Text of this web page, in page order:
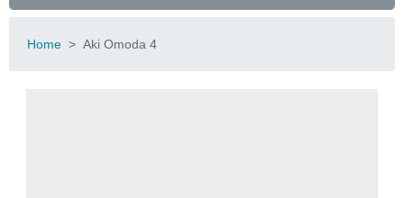
Home > Aki Omoda 4